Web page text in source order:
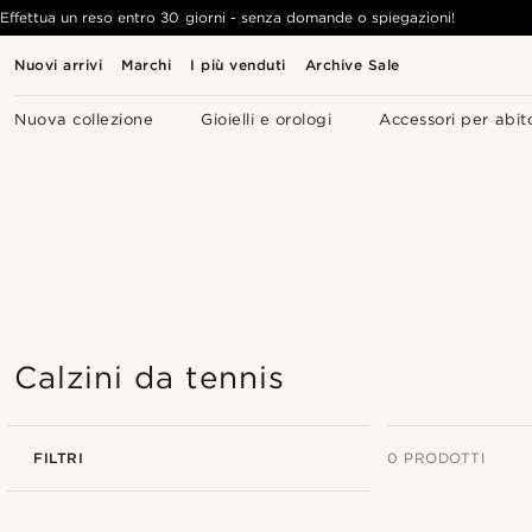
Nuovi arrivi Marchi I più venduti Archive Sale
Nuova collezione Gioielli e orologi Accessori per
Effettua un reso entro 30 giorni - senza domande o spiegazioni!
Calzini da tennis
FILTRI 0 PRODOTTI